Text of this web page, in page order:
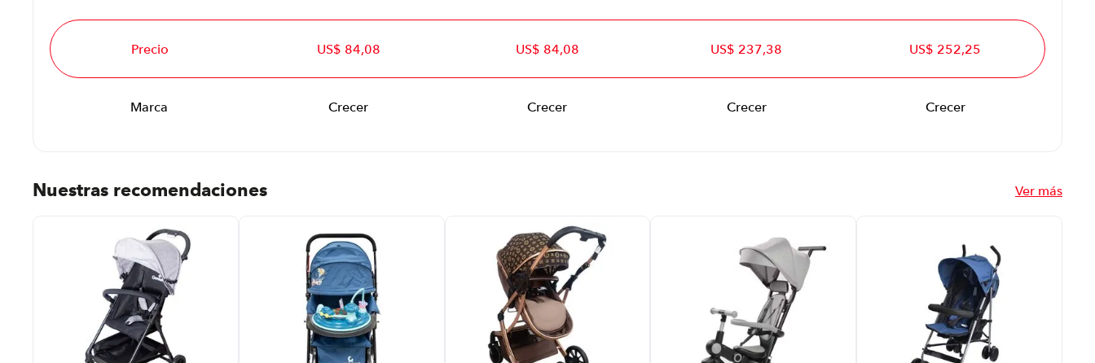
Precio US$ 84,08 US$ 84,08 US$ 237,38 US$ 252,25
Marca Crecer Crecer Crecer Crecer
Nuestras recomendaciones Ver más